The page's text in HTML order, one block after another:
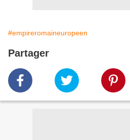
#empireromaineuropeen
Partager